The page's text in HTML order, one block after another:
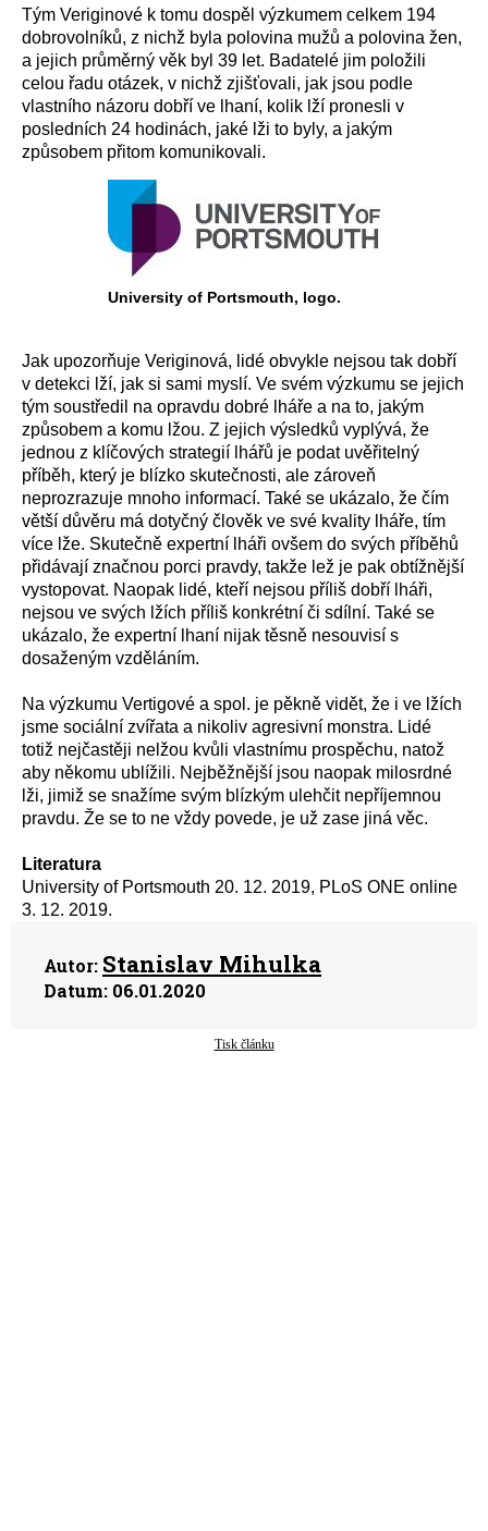
Tým Veriginové k tomu dospěl výzkumem celkem 194
dobrovolníků, z nichž byla polovina mužů a polovina žen,
a jejich průměrný věk byl 39 let. Badatelé jim položili
celou řadu otázek, v nichž zjišťovali, jak jsou podle
vlastního názoru dobří ve lhaní, kolik lží pronesli v
posledních 24 hodinách, jaké lži to byly, a jakým
způsobem přitom komunikovali.
University of Portsmouth, logo.
Jak upozorňuje Veriginová, lidé obvykle nejsou tak dobří
v detekci lží, jak si sami myslí. Ve svém výzkumu se jejich
tým soustředil na opravdu dobré lháře a na to, jakým
způsobem a komu lžou. Z jejich výsledků vyplývá, že
jednou z klíčových strategií lhářů je podat uvěřitelný
příběh, který je blízko skutečnosti, ale zároveň
neprozrazuje mnoho informací. Také se ukázalo, že čím
větší důvěru má dotyčný člověk ve své kvality lháře, tím
více lže. Skutečně expertní lháři ovšem do svých příběhů
přidávají značnou porci pravdy, takže lež je pak obtížnější
vystopovat. Naopak lidé, kteří nejsou příliš dobří lháři,
nejsou ve svých lžích příliš konkrétní či sdílní. Také se
ukázalo, že expertní lhaní nijak těsně nesouvisí s
dosaženým vzděláním.
Na výzkumu Vertigové a spol. je pěkně vidět, že i ve lžích
jsme sociální zvířata a nikoliv agresivní monstra. Lidé
totiž nejčastěji nelžou kvůli vlastnímu prospěchu, natož
aby někomu ublížili. Nejběžnější jsou naopak milosrdné
lži, jimiž se snažíme svým blízkým ulehčit nepříjemnou
pravdu. Že se to ne vždy povede, je už zase jiná věc.
Literatura
University of Portsmouth 20. 12. 2019, PLoS ONE online
3. 12. 2019.
Autor: Stanislav Mihulka
Datum: 06.01.2020
Tisk článku